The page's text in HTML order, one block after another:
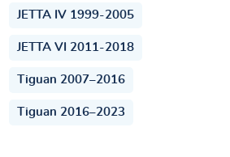
JETTA IV 1999-2005
JETTA VI 2011-2018
Tiguan 2007–2016
Tiguan 2016–2023